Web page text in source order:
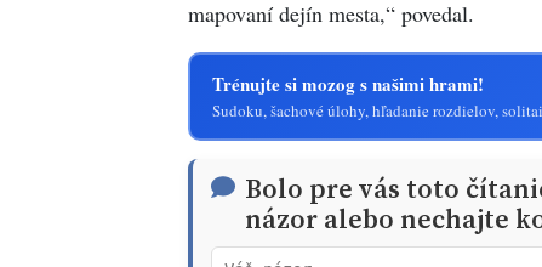
mapovaní dejín mesta,“ povedal.
Trénujte si mozog s našimi hrami!
Sudoku, šachové úlohy, hľadanie rozdielov,
Bolo pre vás toto
názor alebo nechajte